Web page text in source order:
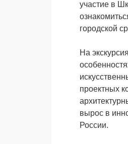
участие в
городской
На
проектных
вырос в
России.